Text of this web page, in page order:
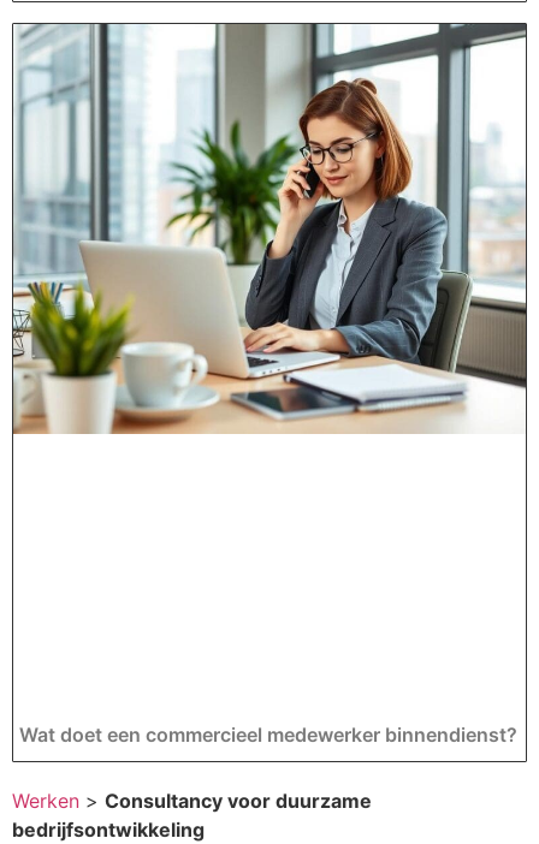
Wat doet een commercieel medewerker binnendienst?
Werken > Consultancy voor duurzame
bedrijfsontwikkeling